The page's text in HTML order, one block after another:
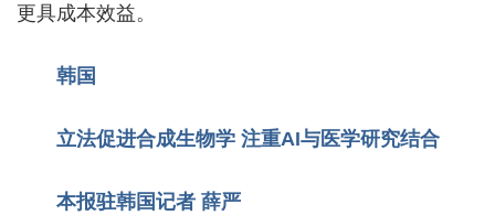
更具成本效益。
韩国
立法促进合成生物学 注重AI与医学研究结合
本报驻韩国记者 薛严